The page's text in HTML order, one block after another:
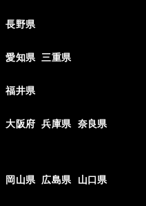
長野県
愛知県 三重県
福井県
大阪府 兵庫県 奈良県
岡山県 広島県 山口県